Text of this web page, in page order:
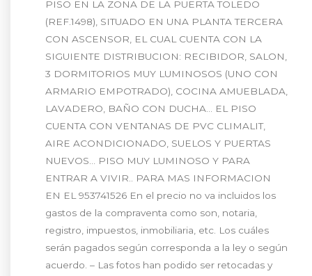
PISO EN LA ZONA DE LA PUERTA TOLEDO
(REF.1498), SITUADO EN UNA PLANTA TERCERA
CON ASCENSOR, EL CUAL CUENTA CON LA
SIGUIENTE DISTRIBUCION: RECIBIDOR, SALON,
3 DORMITORIOS MUY LUMINOSOS (UNO CON
ARMARIO EMPOTRADO), COCINA AMUEBLADA,
LAVADERO, BAÑO CON DUCHA… EL PISO
CUENTA CON VENTANAS DE PVC CLIMALIT,
AIRE ACONDICIONADO, SUELOS Y PUERTAS
NUEVOS… PISO MUY LUMINOSO Y PARA
ENTRAR A VIVIR.. PARA MAS INFORMACION
EN EL 953741526 En el precio no va incluidos los
gastos de la compraventa como son, notaria,
registro, impuestos, inmobiliaria, etc. Los cuáles
serán pagados según corresponda a la ley o según
acuerdo. – Las fotos han podido ser retocadas y